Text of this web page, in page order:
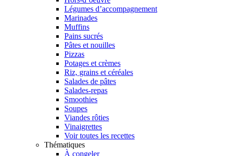
Légumes d’accompagnement
Marinades
Muffins
Pains sucrés
Pâtes et nouilles
Pizzas
Potages et crèmes
Riz, grains et céréales
Salades de pâtes
Salades-repas
Smoothies
Soupes
Viandes rôties
Vinaigrettes
Voir toutes les recettes
Thématiques
À congeler